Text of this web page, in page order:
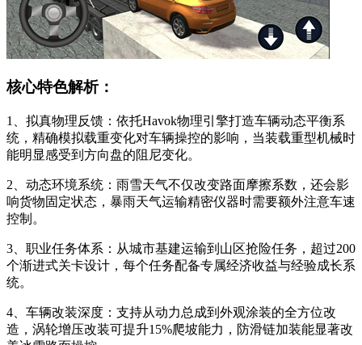
核心特色解析：
1、拟真物理反馈：依托Havok物理引擎打造车辆动态平衡系
统，精确模拟载重变化对车辆操控的影响，当装载重型机械时
能明显感受到方向盘的阻尼变化。
2、动态环境系统：雨雪天气不仅改变路面摩擦系数，还会影
响货物固定状态，暴雨天气运输精密仪器时需要额外注意车速
控制。
3、职业任务体系：从城市基建运输到山区抢险任务，超过200
个渐进式关卡设计，每个任务配备专属经济收益与经验成长系
统。
4、车辆改装深度：支持从动力总成到外观涂装的全方位改
造，涡轮增压改装可提升15%爬坡能力，防滑链加装能显著改